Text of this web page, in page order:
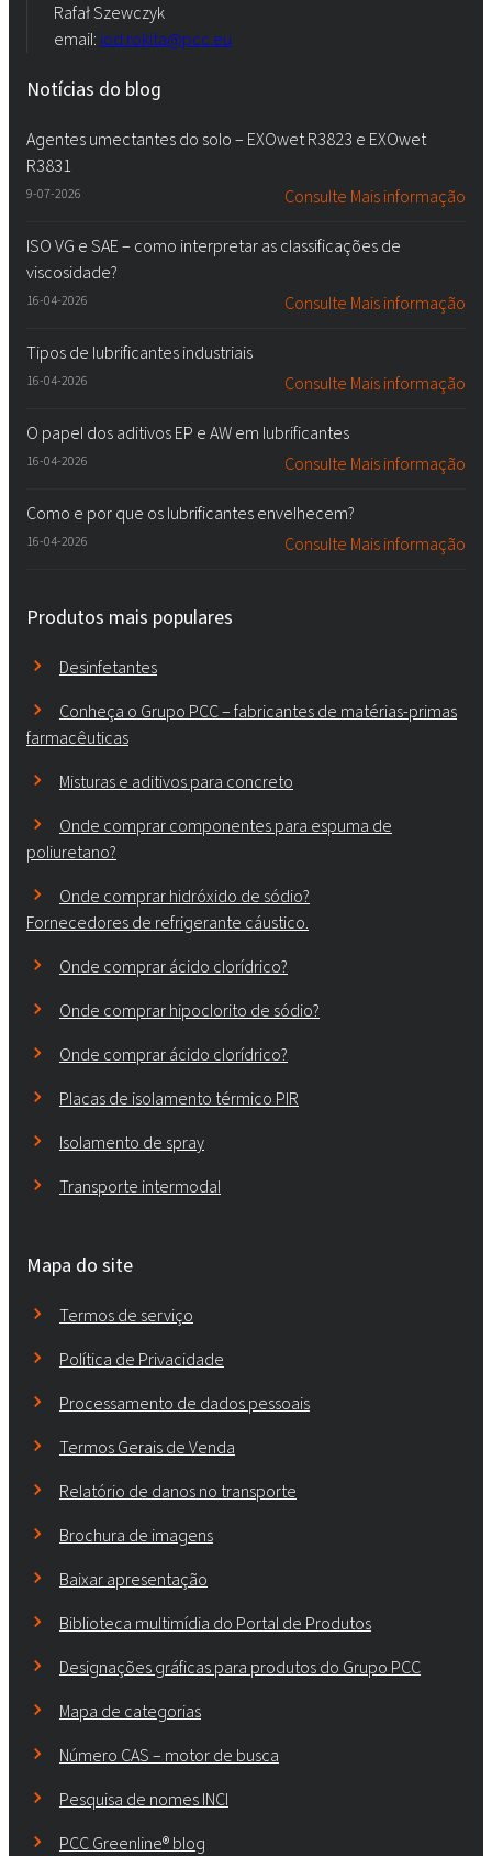
Rafał Szewczyk
email: iod.rokita@pcc.eu
Notícias do blog
Agentes umectantes do solo – EXOwet R3823 e EXOwet
R3831
9-07-2026 Consulte Mais informação
ISO VG e SAE – como interpretar as classificações de
viscosidade?
16-04-2026 Consulte Mais informação
Tipos de lubrificantes industriais
16-04-2026 Consulte Mais informação
O papel dos aditivos EP e AW em lubrificantes
16-04-2026 Consulte Mais informação
Como e por que os lubrificantes envelhecem?
16-04-2026 Consulte Mais informação
Produtos mais populares
Desinfetantes
Conheça o Grupo PCC – fabricantes de matérias-primas
farmacêuticas
Misturas e aditivos para concreto
Onde comprar componentes para espuma de
poliuretano?
Onde comprar hidróxido de sódio?
Fornecedores de refrigerante cáustico.
Onde comprar ácido clorídrico?
Onde comprar hipoclorito de sódio?
Onde comprar ácido clorídrico?
Placas de isolamento térmico PIR
Isolamento de spray
Transporte intermodal
Mapa do site
Termos de serviço
Política de Privacidade
Processamento de dados pessoais
Termos Gerais de Venda
Relatório de danos no transporte
Brochura de imagens
Baixar apresentação
Biblioteca multimídia do Portal de Produtos
Designações gráficas para produtos do Grupo PCC
Mapa de categorias
Número CAS – motor de busca
Pesquisa de nomes INCI
PCC Greenline® blog